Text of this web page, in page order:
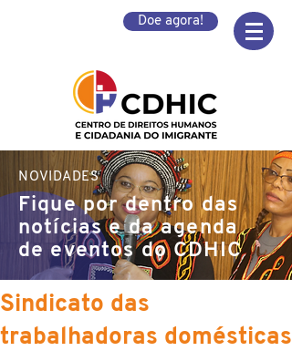
Doe agora!
NOVIDADES
Fique por dentro das
notícias e da agenda
de eventos do CDHIC
Sindicato das
trabalhadoras domésticas